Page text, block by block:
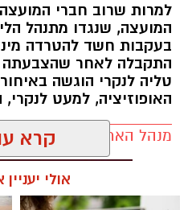
למרות שרוב חברי
המועצה, שנגדו מתנהל
בעקבות חשד להטרדה
התקבלה לאחר
טליה לנקרי הוגשה
האופוזיציה, למעט
מנהל האתר / 17:29 06.08.26 קרא
אולי